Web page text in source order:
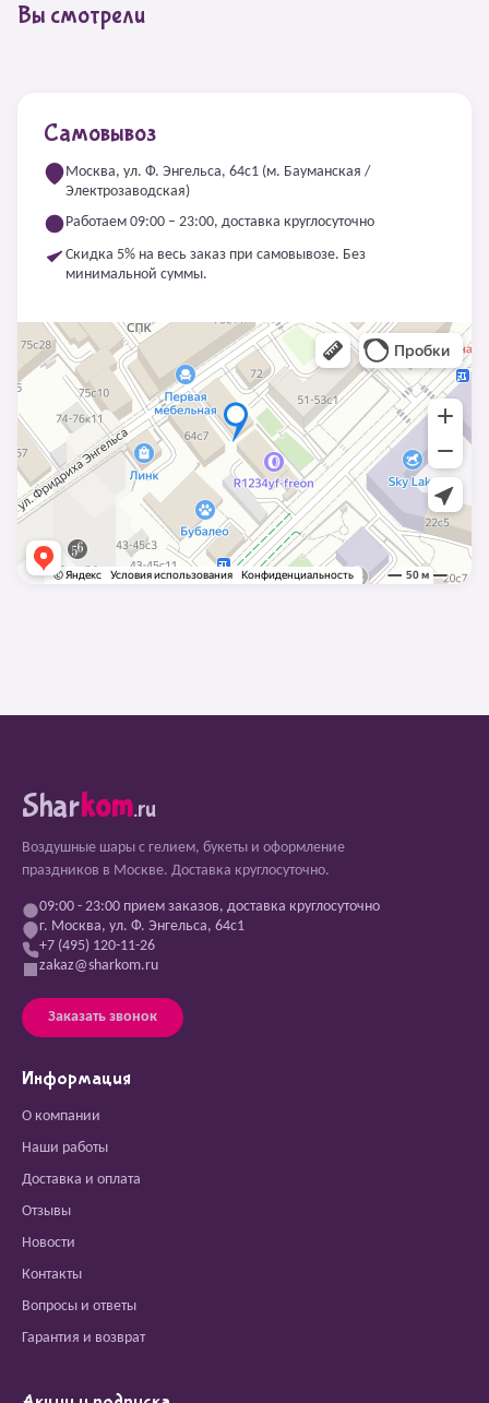
Вы смотрели
Самовывоз
Москва, ул. Ф. Энгельса, 64с1 (м. Бауманская /
Электрозаводская)
Работаем 09:00 – 23:00, доставка круглосуточно
Скидка 5% на весь заказ при самовывозе. Без
минимальной суммы.
Sharkom.ru
Воздушные шары с гелием, букеты и оформление
праздников в Москве. Доставка круглосуточно.
09:00 - 23:00 прием заказов, доставка круглосуточно
г. Москва, ул. Ф. Энгельса, 64с1
+7 (495) 120-11-26
zakaz@sharkom.ru
Заказать звонок
Информация
О компании
Наши работы
Доставка и оплата
Отзывы
Новости
Контакты
Вопросы и ответы
Гарантия и возврат